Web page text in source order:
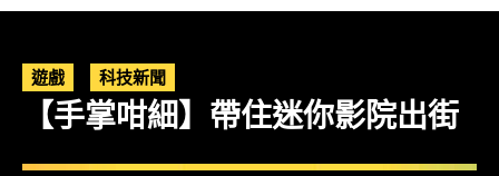
遊戲 科技新聞
【手掌咁細】帶住迷你影院出街